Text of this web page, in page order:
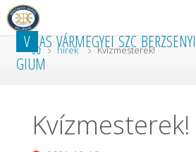
Ugrás
tartalomhoz
V AS VÁRMEGYEI SZC BERZSENYI
GIUM
Kezdőlap
hírek Kvízmesterek!
Kvízmesterek!